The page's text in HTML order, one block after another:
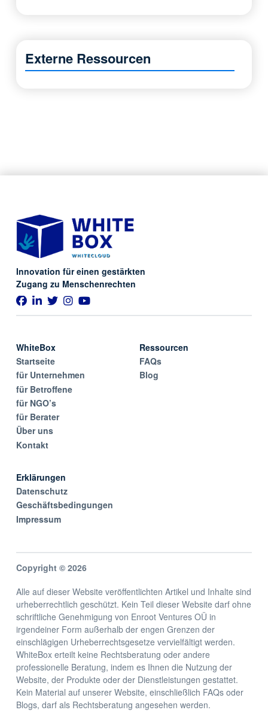
Externe Ressourcen
Innovation für einen gestärkten
Zugang zu Menschenrechten
WhiteBox
Startseite
für Unternehmen
für Betroffene
für NGO’s
für Berater
Über uns
Kontakt
Ressourcen
FAQs
Blog
Erklärungen
Datenschutz
Geschäftsbedingungen
Impressum
Copyright © 2026
Alle auf dieser Website veröffentlichten Artikel und Inhalte sind
urheberrechtlich geschützt. Kein Teil dieser Website darf ohne
schriftliche Genehmigung von Enroot Ventures OÜ in
irgendeiner Form außerhalb der engen Grenzen der
einschlägigen Urheberrechtsgesetze vervielfältigt werden.
WhiteBox erteilt keine Rechtsberatung oder andere
professionelle Beratung, indem es Ihnen die Nutzung der
Website, der Produkte oder der Dienstleistungen gestattet.
Kein Material auf unserer Website, einschließlich FAQs oder
Blogs, darf als Rechtsberatung angesehen werden.